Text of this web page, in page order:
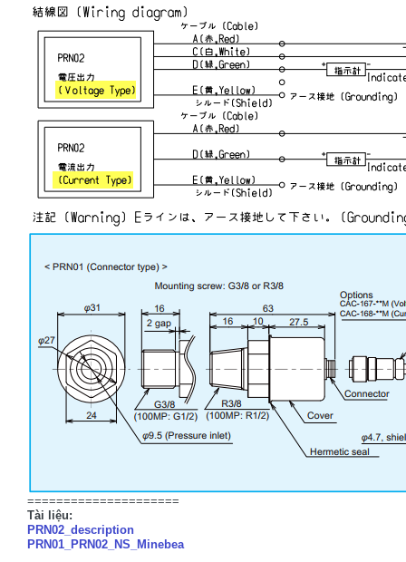
=====================
Tài liệu:
PRN02_description
PRN01_PRN02_NS_Minebea